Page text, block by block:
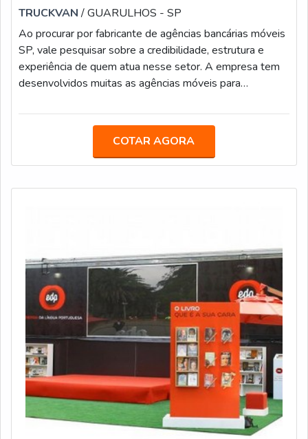
TRUCKVAN/ GUARULHOS - SP
Ao procurar por fabricante de agências bancárias móveis
SP, vale pesquisar sobre a credibilidade, estrutura e
experiência de quem atua nesse setor. A empresa tem
desenvolvidos muitas as agências móveis para
unidades têm a vantagem de proporcionar mais
se mais dos clientes e suprindo a demanda da população
em locais que não possuem pontos de
COTAR AGORA